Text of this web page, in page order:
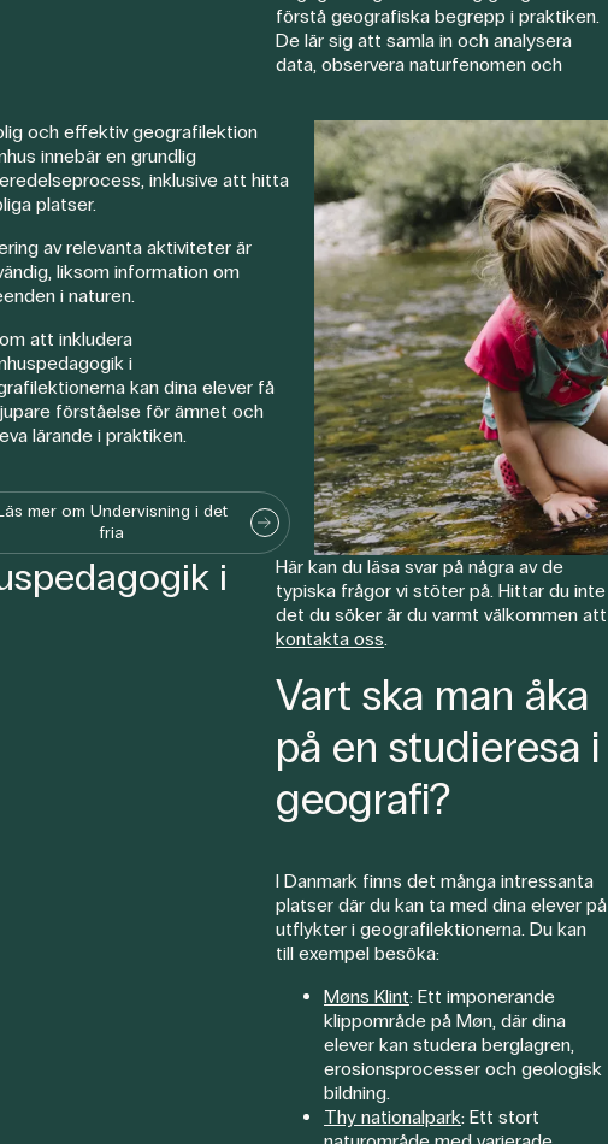
förstå geografiska begrepp i praktiken.
De lär sig att samla in och analysera
data, observera naturfenomen och
och effektiv geografilektion
innebär en grundlig
inklusive att hitta
platser.
av relevanta aktiviteter är
liksom information om
i naturen.
att inkludera
i
kan dina elever få
förståelse för ämnet och
lärande i praktiken.
mer om Undervisning i det
fria
i
Här kan du läsa svar på några av de
typiska frågor vi stöter på. Hittar du inte
det du söker är du varmt välkommen att
kontakta oss.
Vart ska man åka
på en studieresa i
geografi?
I Danmark finns det många intressanta
platser där du kan ta med dina elever på
utflykter i geografilektionerna. Du kan
till exempel besöka:
Møns Klint: Ett imponerande
klippområde på Møn, där dina
elever kan studera berglagren,
erosionsprocesser och geologisk
bildning.
Thy nationalpark: Ett stort